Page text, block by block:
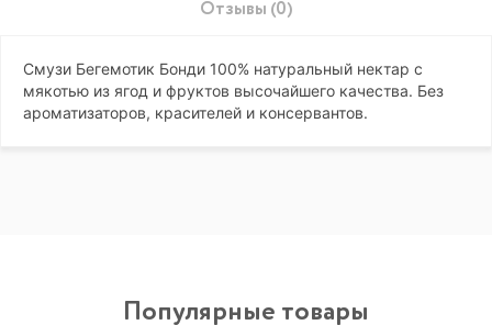
Отзывы (0)
Смузи Бегемотик Бонди 100% натуральный нектар с
мякотью из ягод и фруктов высочайшего качества. Без
ароматизаторов, красителей и консервантов.
Популярные товары